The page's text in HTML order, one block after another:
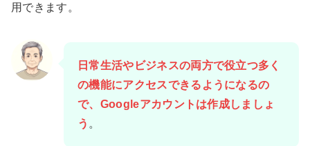
用できます。
日常生活やビジネスの両方で役立つ多く
の機能にアクセスできるようになるの
で、Googleアカウントは作成しましょ
う 。